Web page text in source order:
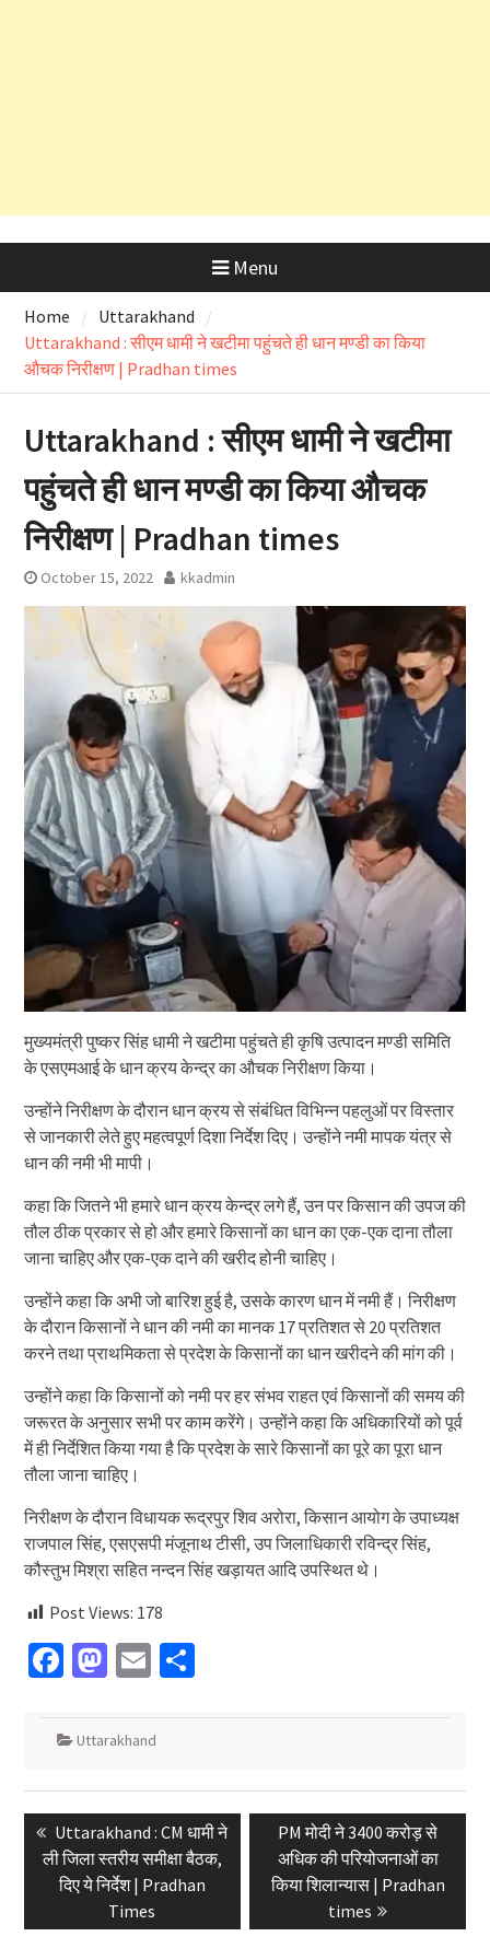
Menu
Home
Uttarakhand
Uttarakhand : सीएम धामी ने खटीमा पहुंचते ही धान मण्डी का किया
औचक निरीक्षण | Pradhan times
Uttarakhand : सीएम धामी ने खटीमा
पहुंचते ही धान मण्डी का किया औचक
निरीक्षण | Pradhan times
October 15, 2022 kkadmin
मुख्यमंत्री पुष्कर सिंह धामी ने खटीमा पहुंचते ही कृषि उत्पादन मण्डी समिति
के एसएमआई के धान क्रय केन्द्र का औचक निरीक्षण किया।
उन्होंने निरीक्षण के दौरान धान क्रय से संबंधित विभिन्न पहलुओं पर विस्तार
से जानकारी लेते हुए महत्वपूर्ण दिशा निर्देश दिए। उन्होंने नमी मापक यंत्र से
धान की नमी भी मापी।
कहा कि जितने भी हमारे धान क्रय केन्द्र लगे हैं, उन पर किसान की उपज की
तौल ठीक प्रकार से हो और हमारे किसानों का धान का एक-एक दाना तौला
जाना चाहिए और एक-एक दाने की खरीद होनी चाहिए।
उन्होंने कहा कि अभी जो बारिश हुई है, उसके कारण धान में नमी हैं। निरीक्षण
के दौरान किसानों ने धान की नमी का मानक 17 प्रतिशत से 20 प्रतिशत
करने तथा प्राथमिकता से प्रदेश के किसानों का धान खरीदने की मांग की।
उन्होंने कहा कि किसानों को नमी पर हर संभव राहत एवं किसानों की समय की
जरूरत के अनुसार सभी पर काम करेंगे। उन्होंने कहा कि अधिकारियों को पूर्व
में ही निर्देशित किया गया है कि प्रदेश के सारे किसानों का पूरे का पूरा धान
तौला जाना चाहिए।
निरीक्षण के दौरान विधायक रूद्रपुर शिव अरोरा, किसान आयोग के उपाध्यक्ष
राजपाल सिंह, एसएसपी मंजूनाथ टीसी, उप जिलाधिकारी रविन्द्र सिंह,
कौस्तुभ मिश्रा सहित नन्दन सिंह खड़ायत आदि उपस्थित थे।
Post Views: 178
Facebook
Mastodon
EmailShare
Uttarakhand
navigation
Previous
post:
Uttarakhand : CM धामी ने
ली जिला स्तरीय समीक्षा बैठक,
दिए ये निर्देश | Pradhan
Times
Next
post:
PM मोदी ने 3400 करोड़ से
अधिक की परियोजनाओं का
किया शिलान्यास | Pradhan
times